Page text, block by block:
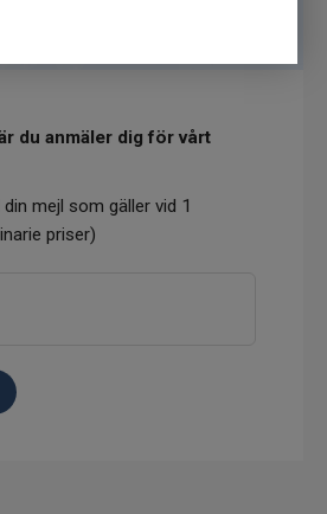
du anmäler dig för vårt
mejl som gäller vid 1
priser)